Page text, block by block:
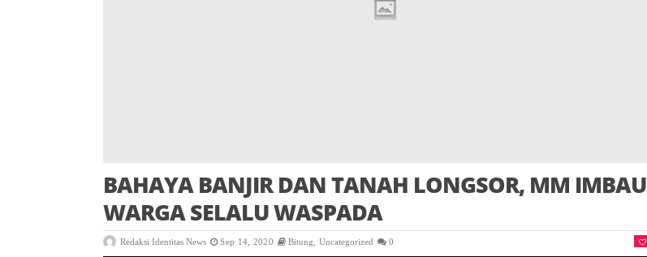
BAHAYA BANJIR DAN TANAH LONGSOR, MM IMBAU
WARGA SELALU WASPADA
Redaksi Identitas News Sep 14, 2020 Bitung Uncategorized 0